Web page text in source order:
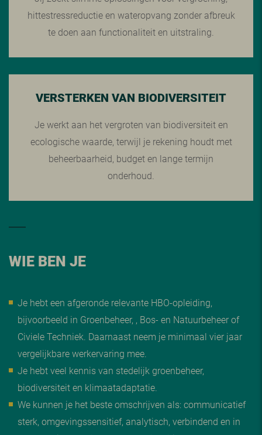
hittestressreductie en wateropvang zonder afbreuk
te doen aan functionaliteit en uitstraling.
VERSTERKEN VAN BIODIVERSITEIT
Je werkt aan het vergroten van biodiversiteit en
ecologische waarde, terwijl je rekening houdt met
beheerbaarheid, budget en lange termijn
onderhoud.
WIE BEN JE
Je hebt een afgeronde relevante HBO-opleiding,
bijvoorbeeld in Groenbeheer, , Bos- en Natuurbeheer of
Civiele Techniek. Daarnaast neem je minimaal vier jaar
vergelijkbare werkervaring mee.
Je hebt veel kennis van stedelijk groenbeheer,
biodiversiteit en klimaatadaptatie.
We kunnen je het beste omschrijven als: communicatief
sterk, omgevingssensitief, analytisch, verbindend en in